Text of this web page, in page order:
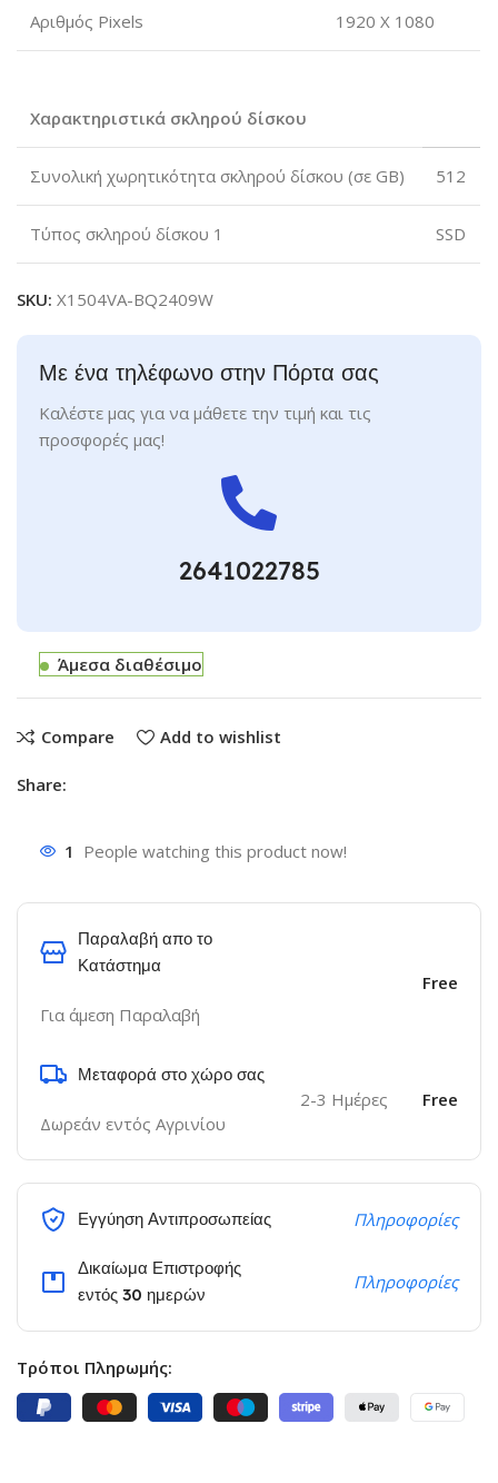
Αριθμός Pixels 1920 X 1080
Χαρακτηριστικά σκληρού δίσκου
Συνολική χωρητικότητα σκληρού δίσκου (σε GB) 512
Τύπος σκληρού δίσκου 1 SSD
SKU:X1504VA-BQ2409W
Με ένα τηλέφωνο στην Πόρτα σας
Καλέστε μας για να μάθετε την τιμή και τις
προσφορές μας!
2641022785
Άμεσα διαθέσιμο
Compare Add to wishlist
Share:
1 People watching this product now!
Παραλαβή απο το
Κατάστημα
Για άμεση Παραλαβή
Free
Μεταφορά στο χώρο σας
Δωρεάν εντός Αγρινίου
2-3 Ημέρες Free
Εγγύηση Αντιπροσωπείας Πληροφορίες
Δικαίωμα Επιστροφής
εντός 30 ημερών
Πληροφορίες
Τρόποι Πληρωμής: